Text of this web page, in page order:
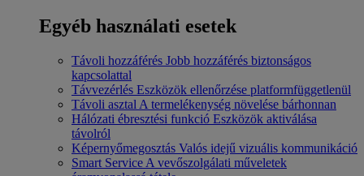
Egyéb használati esetek
Távoli hozzáférés Jobb hozzáférés biztonságos
kapcsolattal
Távvezérlés Eszközök ellenőrzése platformfüggetlenül
Távoli asztal A termelékenység növelése bárhonnan
Hálózati ébresztési funkció Eszközök aktiválása
távolról
Képernyőmegosztás Valós idejű vizuális kommunikáció
Smart Service A vevőszolgálati műveletek